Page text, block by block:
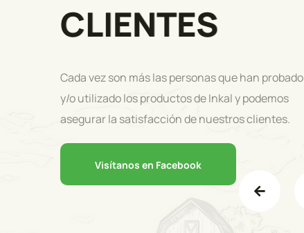
CLIENTES
Cada vez son más las personas que han probado
y/o utilizado los productos de Inkal y podemos
asegurar la satisfacción de nuestros clientes.
Visítanos en Facebook